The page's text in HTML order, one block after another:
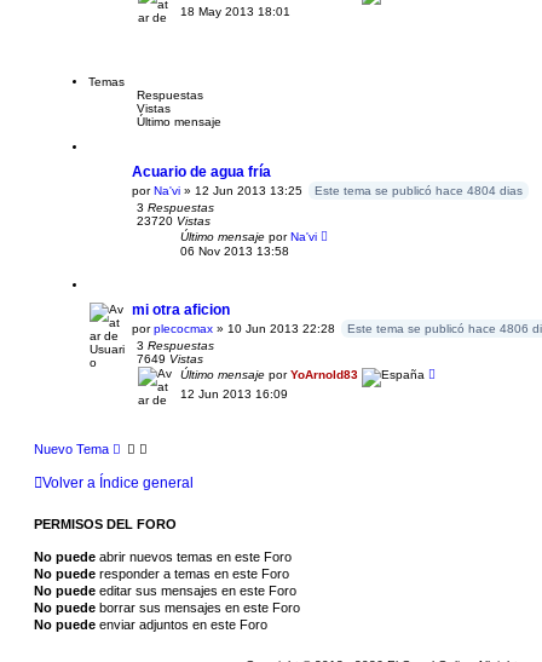
18 May 2013 18:01
Temas
Respuestas
Vistas
Último mensaje
Acuario de agua fría
porNa'vi » 12 Jun 2013 13:25
Este tema se publicó hace 4804 dias
3 Respuestas
23720 Vistas
Último mensaje porNa'vi
06 Nov 2013 13:58
mi otra aficion
porplecocmax » 10 Jun 2013 22:28
Este tema se publicó hace 4806
3 Respuestas
7649 Vistas
Último mensaje porYoArnold83
12 Jun 2013 16:09
Nuevo Tema
Volver a Índice general
PERMISOS DEL FORO
No puede abrir nuevos temas en este Foro
No puede responder a temas en este Foro
No puede editar sus mensajes en este Foro
No puede borrar sus mensajes en este Foro
No puede enviar adjuntos en este Foro